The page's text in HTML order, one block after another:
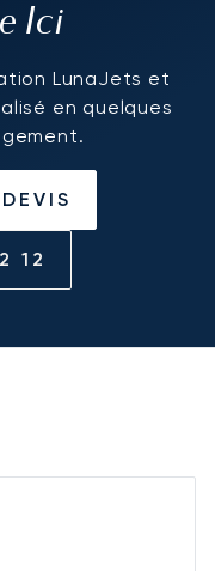
Ici
LunaJets et
en quelques
12